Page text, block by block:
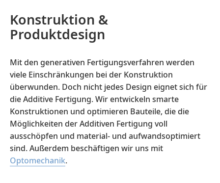
Konstruktion &
Produktdesign
Mit den generativen Fertigungsverfahren werden
viele Einschränkungen bei der Konstruktion
überwunden. Doch nicht jedes Design eignet sich für
die Additive Fertigung. Wir entwickeln smarte
Konstruktionen und optimieren Bauteile, die die
Möglichkeiten der Additiven Fertigung voll
ausschöpfen und material- und aufwandsoptimiert
sind. Außerdem beschäftigen wir uns mit
Optomechanik.